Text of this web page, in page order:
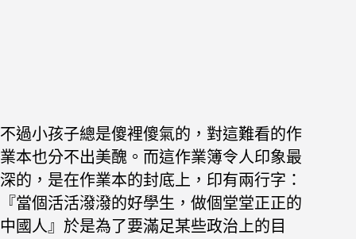
不過小孩子總是傻裡傻氣的，對這難看的作
業本也分不出美醜。而這作業簿令人印象最
深的，是在作業本的封底上，印有兩行字：
『當個活活潑潑的好學生，做個堂堂正正的
中國人』於是為了要滿足某些政治上的目